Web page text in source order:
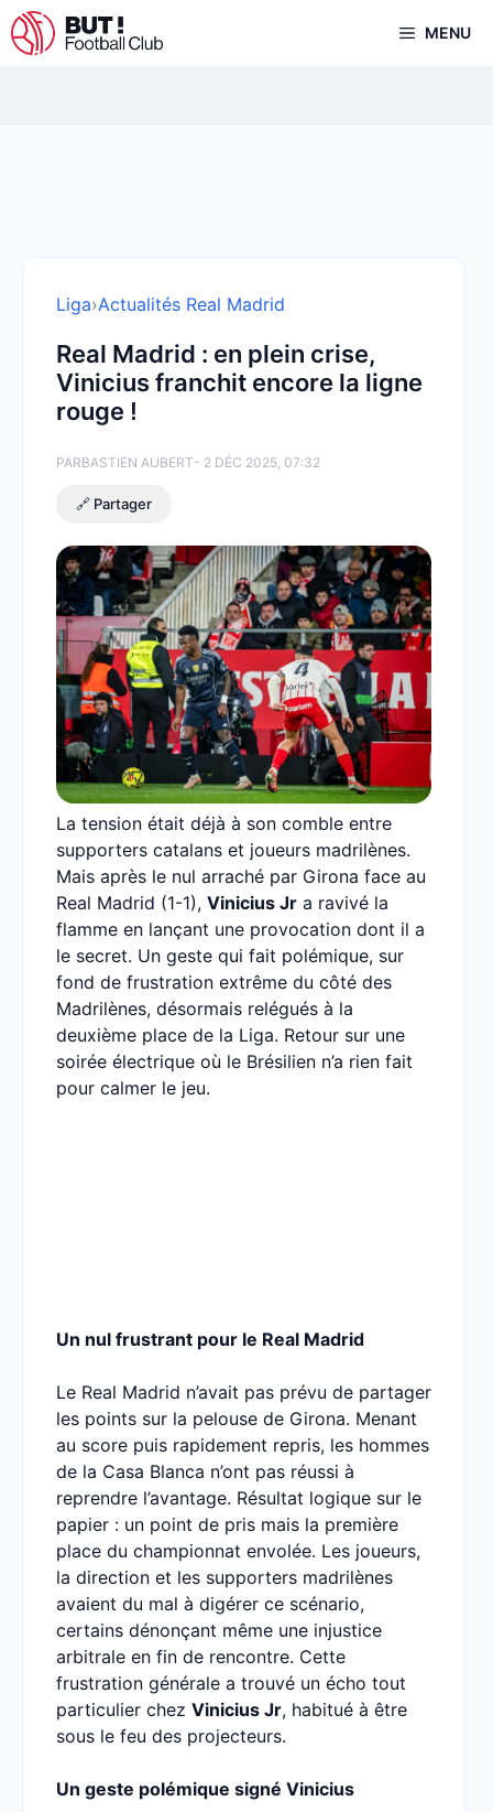
Aller
au
MENU
Liga›Actualités Real Madrid
Real Madrid : en plein crise,
Vinicius franchit encore la ligne
rouge !
PARBASTIEN AUBERT- 2 DÉC 2025, 07:32
🔗 Partager
La tension était déjà à son comble entre
supporters catalans et joueurs madrilènes.
Mais après le nul arraché par Girona face au
Real Madrid (1-1), Vinicius Jr a ravivé la
flamme en lançant une provocation dont il a
le secret. Un geste qui fait polémique, sur
fond de frustration extrême du côté des
Madrilènes, désormais relégués à la
deuxième place de la Liga. Retour sur une
soirée électrique où le Brésilien n’a rien fait
pour calmer le jeu.
Un nul frustrant pour le Real Madrid
Le Real Madrid n’avait pas prévu de partager
les points sur la pelouse de Girona. Menant
au score puis rapidement repris, les hommes
de la Casa Blanca n’ont pas réussi à
reprendre l’avantage. Résultat logique sur le
papier : un point de pris mais la première
place du championnat envolée. Les joueurs,
la direction et les supporters madrilènes
avaient du mal à digérer ce scénario,
certains dénonçant même une injustice
arbitrale en fin de rencontre. Cette
frustration générale a trouvé un écho tout
particulier chez Vinicius Jr, habitué à être
sous le feu des projecteurs.
Un geste polémique signé Vinicius